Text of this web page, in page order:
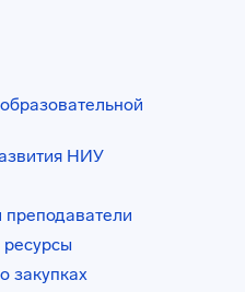
НИУ
преподаватели
закупках